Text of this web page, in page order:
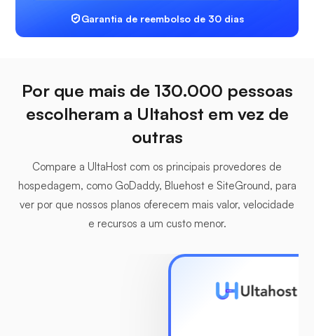
Garantia de reembolso de 30 dias
Por que mais de 130.000 pessoas
escolheram a Ultahost em vez de
outras
Compare a UltaHost com os principais provedores de
hospedagem, como GoDaddy, Bluehost e SiteGround, para
ver por que nossos planos oferecem mais valor, velocidade
e recursos a um custo menor.